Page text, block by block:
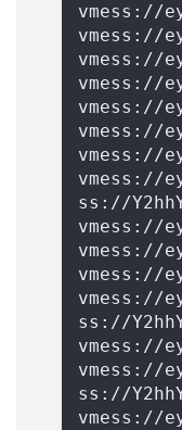
vmess://
vmess://
vmess://
vmess://
vmess://
vmess://
vmess://
vmess://
ss://
vmess://
vmess://
vmess://
vmess://
ss://
vmess://
vmess://
ss://
vmess://